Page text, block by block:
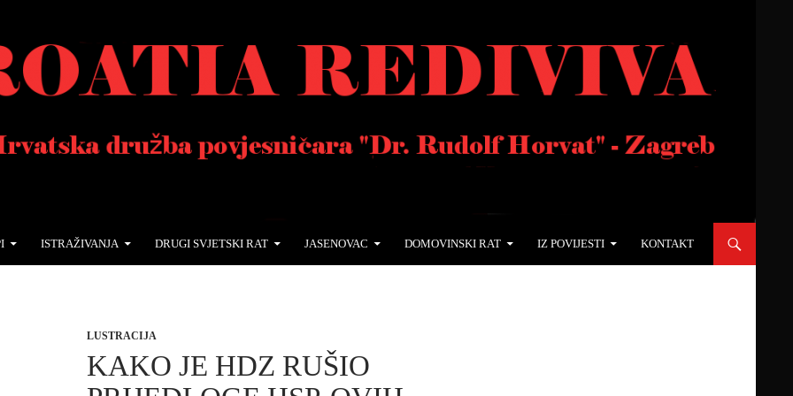
ISTRAŽIVANJA DRUGI SVJETSKI RAT JASENOVAC DOMOVINSKI RAT IZ POVIJESTI KONTAKT
LUSTRACIJA
KAKO JE HDZ RUŠIO